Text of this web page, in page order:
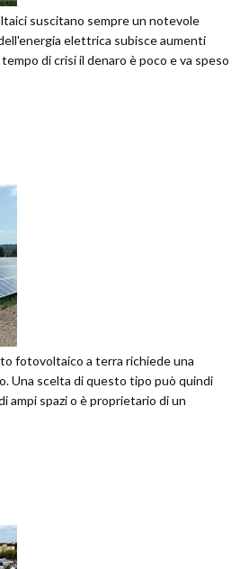
suscitano sempre un notevole
elettrica subisce aumenti
di crisi il denaro è poco e va speso
fotovoltaico a terra richiede una
Una scelta di questo tipo può quindi
ampi spazi o è proprietario di un